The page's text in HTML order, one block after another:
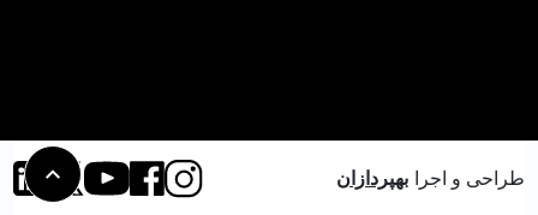
طراحی و اجرا بهپردازان